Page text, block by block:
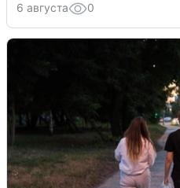
6 августа 0